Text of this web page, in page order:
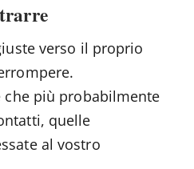
verso il proprio
che più probabilmente
quelle
al vostro